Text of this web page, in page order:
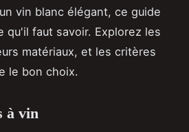
vin blanc élégant, ce guide
qu'il faut savoir. Explorez les
matériaux, et les critères
le bon choix.
à vin